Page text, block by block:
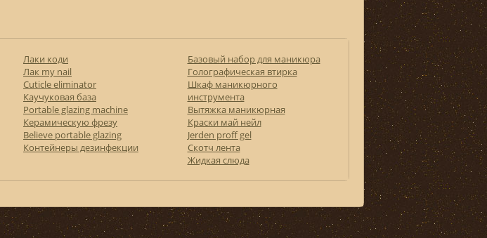
Лаки коди
Лак my nail
Cuticle eliminator
Каучуковая база
Portable glazing machine
Керамическую фрезу
Believe portable glazing
Контейнеры дезинфекции
Базовый набор для маникюра
Голографическая втирка
Шкаф маникюрного
инструмента
Вытяжка маникюрная
Краски май нейл
Jerden proff gel
Скотч лента
Жидкая слюда